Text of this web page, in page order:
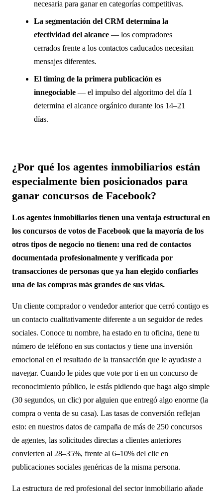
necesaria para ganar en categorías competitivas.
La segmentación del CRM determina la
efectividad del alcance — los compradores
cerrados frente a los contactos caducados necesitan
mensajes diferentes.
El timing de la primera publicación es
innegociable — el impulso del algoritmo del día 1
determina el alcance orgánico durante los 14–21
días.
¿Por qué los agentes inmobiliarios están
especialmente bien posicionados para
ganar concursos de Facebook?
Los agentes inmobiliarios tienen una ventaja estructural en
los concursos de votos de Facebook que la mayoría de los
otros tipos de negocio no tienen: una red de contactos
documentada profesionalmente y verificada por
transacciones de personas que ya han elegido confiarles
una de las compras más grandes de sus vidas.
Un cliente comprador o vendedor anterior que cerró contigo es
un contacto cualitativamente diferente a un seguidor de redes
sociales. Conoce tu nombre, ha estado en tu oficina, tiene tu
número de teléfono en sus contactos y tiene una inversión
emocional en el resultado de la transacción que le ayudaste a
navegar. Cuando le pides que vote por ti en un concurso de
reconocimiento público, le estás pidiendo que haga algo simple
(30 segundos, un clic) por alguien que entregó algo enorme (la
compra o venta de su casa). Las tasas de conversión reflejan
esto: en nuestros datos de campaña de más de 250 concursos
de agentes, las solicitudes directas a clientes anteriores
convierten al 28–35%, frente al 6–10% del clic en
publicaciones sociales genéricas de la misma persona.
La estructura de red profesional del sector inmobiliario añade